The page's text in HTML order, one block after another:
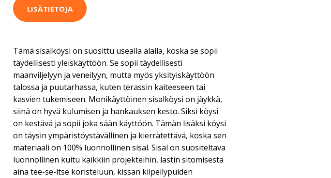
LISÄTIETOJA
Tämä sisalköysi on suosittu usealla alalla, koska se sopii
täydellisesti yleiskäyttöön. Se sopii täydellisesti
maanviljelyyn ja veneilyyn, mutta myös yksityiskäyttöön
talossa ja puutarhassa, kuten terassin kaiteeseen tai
kasvien tukemiseen. Monikäyttöinen sisalköysi on jäykkä,
siinä on hyvä kulumisen ja hankauksen kesto. Siksi köysi
on kestävä ja sopii joka sään käyttöön. Tämän lisäksi köysi
on täysin ympäristöystävällinen ja kierrätettävä, koska sen
materiaali on 100% luonnollinen sisal. Sisal on suositeltava
luonnollinen kuitu kaikkiin projekteihin, lastin sitomisesta
aina tee-se-itse koristeluun, kissan kiipeilypuiden